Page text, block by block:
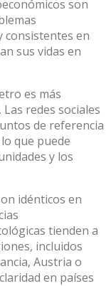
son
consistentes en
sus vidas en
es más
redes sociales
de referencia
que puede
y los
idénticos en
tienden a
incluidos
Austria o
en países